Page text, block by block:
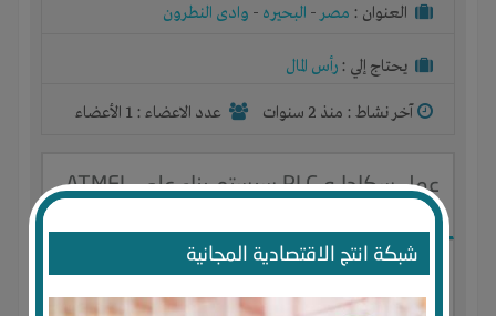
شبكة انتج الاقتصادية المجانية
العنوان : مصر- البحيره - وادى النطرون
يحتاج إلي : رأس المال
آخر نشاط : منذ 2 سنوات عدد الاعضاء : 1 الأعضاء
عمل سكادا و PLC سيستم بناء على ATMEL
AVR328P